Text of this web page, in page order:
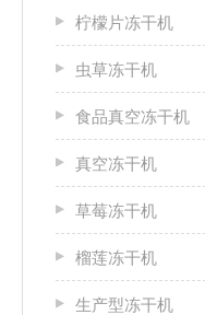
柠檬片冻干机
虫草冻干机
食品真空冻干机
真空冻干机
草莓冻干机
榴莲冻干机
生产型冻干机